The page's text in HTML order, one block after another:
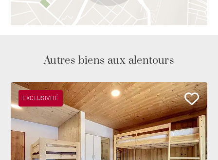
Autres biens aux alentours
EXCLUSIVITÉ